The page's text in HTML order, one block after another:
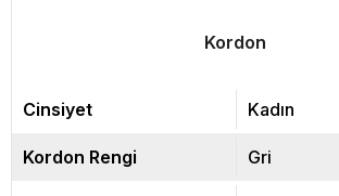
Kordon
Cinsiyet Kadın
Kordon Rengi Gri